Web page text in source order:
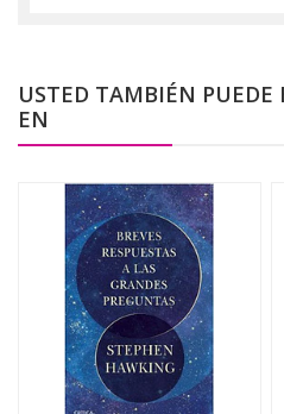
USTED TAMBIÉN PUEDE
EN